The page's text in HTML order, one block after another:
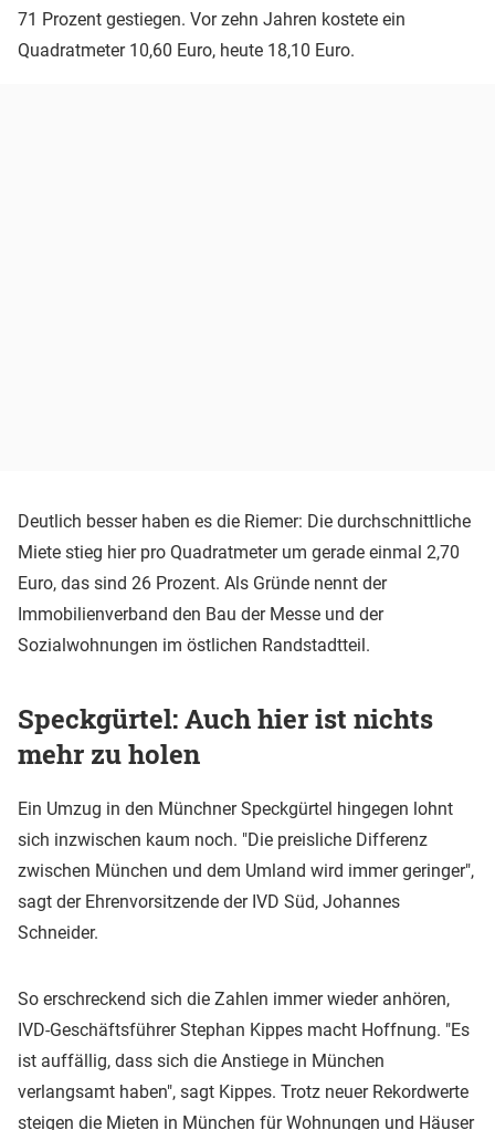
71 Prozent gestiegen. Vor zehn Jahren kostete ein
Quadratmeter 10,60 Euro, heute 18,10 Euro.
Deutlich besser haben es die Riemer: Die durchschnittliche
Miete stieg hier pro Quadratmeter um gerade einmal 2,70
Euro, das sind 26 Prozent. Als Gründe nennt der
Immobilienverband den Bau der Messe und der
Sozialwohnungen im östlichen Randstadtteil.
Speckgürtel: Auch hier ist nichts
mehr zu holen
Ein Umzug in den Münchner Speckgürtel hingegen lohnt
sich inzwischen kaum noch. "Die preisliche Differenz
zwischen München und dem Umland wird immer geringer",
sagt der Ehrenvorsitzende der IVD Süd, Johannes
Schneider.
So erschreckend sich die Zahlen immer wieder anhören,
IVD-Geschäftsführer Stephan Kippes macht Hoffnung. "Es
ist auffällig, dass sich die Anstiege in München
verlangsamt haben", sagt Kippes. Trotz neuer Rekordwerte
steigen die Mieten in München für Wohnungen und Häuser